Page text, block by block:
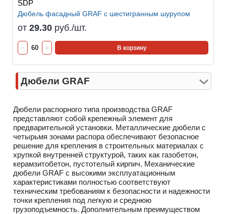
SDP
Дюбель фасадный GRAF с шестигранным шурупом
от 29.30 руб./шт.
В корзину
Дюбели GRAF
Дюбели распорного типа производства GRAF
представляют собой крепежный элемент для
предварительной установки. Металлические дюбели с
четырьмя зонами распора обеспечивают безопасное
решение для крепления в строительных материалах с
хрупкой внутренней структурой, таких как газобетон,
керамзитобетон, пустотелый кирпич. Механические
дюбели GRAF с высокими эксплуатационным
характеристиками полностью соответствуют
техническим требованиям к безопасности и надежности
точки крепления под легкую и среднюю
грузоподъемность. Дополнительным преимуществом